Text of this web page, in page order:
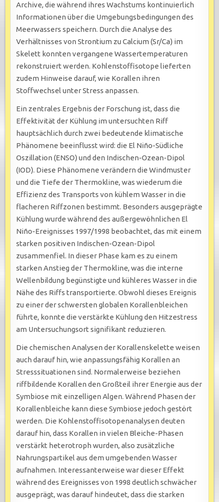
Archive, die während ihres Wachstums kontinuierlich
Informationen über die Umgebungsbedingungen des
Meerwassers speichern. Durch die Analyse des
Verhältnisses von Strontium zu Calcium (Sr/Ca) im
Skelett konnten vergangene Wassertemperaturen
rekonstruiert werden. Kohlenstoffisotope lieferten
zudem Hinweise darauf, wie Korallen ihren
Stoffwechsel unter Stress anpassen.
Ein zentrales Ergebnis der Forschung ist, dass die
Effektivität der Kühlung im untersuchten Riff
hauptsächlich durch zwei bedeutende klimatische
Phänomene beeinflusst wird: die El Niño-Südliche
Oszillation (ENSO) und den Indischen-Ozean-Dipol
(IOD). Diese Phänomene verändern die Windmuster
und die Tiefe der Thermokline, was wiederum die
Effizienz des Transports von kühlem Wasser in die
flacheren Riffzonen bestimmt. Besonders ausgeprägte
Kühlung wurde während des außergewöhnlichen El
Niño-Ereignisses 1997/1998 beobachtet, das mit einem
starken positiven Indischen-Ozean-Dipol
zusammenfiel. In dieser Phase kam es zu einem
starken Anstieg der Thermokline, was die interne
Wellenbildung begünstigte und kühleres Wasser in die
Nähe des Riffs transportierte. Obwohl dieses Ereignis
zu einer der schwersten globalen Korallenbleichen
führte, konnte die verstärkte Kühlung den Hitzestress
am Untersuchungsort signifikant reduzieren.
Die chemischen Analysen der Korallenskelette weisen
auch darauf hin, wie anpassungsfähig Korallen an
Stresssituationen sind. Normalerweise beziehen
riffbildende Korallen den Großteil ihrer Energie aus der
Symbiose mit einzelligen Algen. Während Phasen der
Korallenbleiche kann diese Symbiose jedoch gestört
werden. Die Kohlenstoffisotopenanalysen deuten
darauf hin, dass Korallen in vielen Bleiche-Phasen
verstärkt heterotroph wurden, also zusätzliche
Nahrungspartikel aus dem umgebenden Wasser
aufnahmen. Interessanterweise war dieser Effekt
während des Ereignisses von 1998 deutlich schwächer
ausgeprägt, was darauf hindeutet, dass die starken